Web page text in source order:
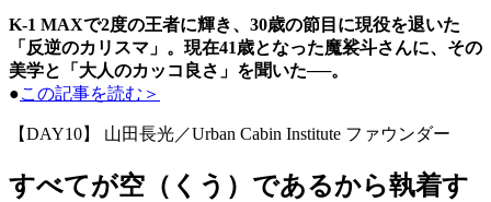
K-1 MAXで2度の王者に輝き、30歳の節目に現役を退いた
「反逆のカリスマ」。現在41歳となった魔裟斗さんに、その
美学と「大人のカッコ良さ」を聞いた──。
●この記事を読む＞
【DAY10】 山田長光／Urban Cabin Institute ファウンダー
すべてが空（くう）であるから執着す